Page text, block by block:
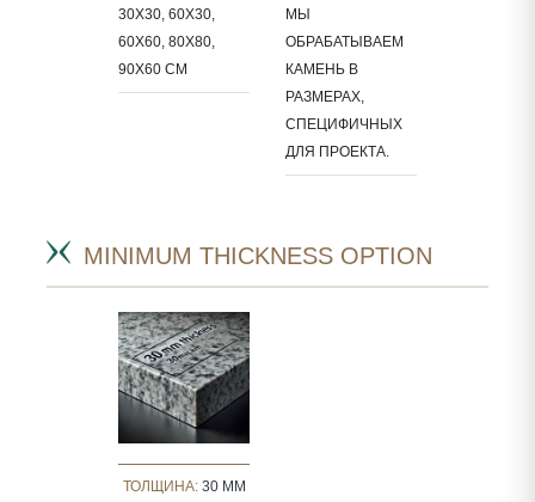
30X30, 60X30,
60X60, 80X80,
90X60 СМ
МЫ
ОБРАБАТЫВАЕМ
КАМЕНЬ В
РАЗМЕРАХ,
СПЕЦИФИЧНЫХ
ДЛЯ ПРОЕКТА.
MINIMUM THICKNESS OPTION
ТОЛЩИНА: 30 MM